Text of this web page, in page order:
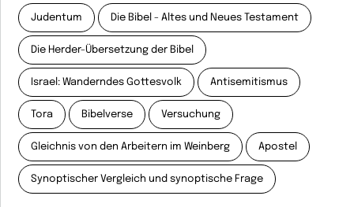
Judentum Die Bibel - Altes und Neues Testament
Die Herder-Übersetzung der Bibel
Israel: Wanderndes Gottesvolk Antisemitismus
Tora Bibelverse Versuchung
Gleichnis von den Arbeitern im Weinberg Apostel
Synoptischer Vergleich und synoptische Frage